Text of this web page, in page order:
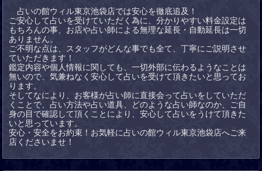
占いの館ウィル東京池袋店では安心を徹底追及！
ご安心して占いを受けていただく為に、分かりやすい料金設定は
もちろんの事、お店や占い師による無理な延長・自動延長は一切
ありません。
ご不明な点は、スタッフがどんな事でも全て、丁寧にご説明させ
ていただきます！
鑑定内容や個人情報に関しても、一切外部に伝わるようなことは
無いので、気兼ねなく安心して占いを受けて頂きたいと思ってお
ります。
そしてなにより、お客様が占い師に直接会って占いをしていただ
くことで、占い方法や占い道具、どのような占い師なのか、ご自
身の目で確認して頂くことにより、安心して占いをうけて頂きた
いと思っています。
安心・安全をお約束！お気軽に占いの館ウィル東京池袋店へご来
店くださいませ！